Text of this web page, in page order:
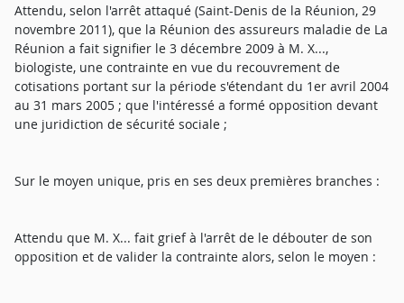
Attendu, selon l'arrêt attaqué (Saint-Denis de la Réunion, 29
novembre 2011), que la Réunion des assureurs maladie de La
Réunion a fait signifier le 3 décembre 2009 à M. X...,
biologiste, une contrainte en vue du recouvrement de
cotisations portant sur la période s'étendant du 1er avril 2004
au 31 mars 2005 ; que l'intéressé a formé opposition devant
une juridiction de sécurité sociale ;
Sur le moyen unique, pris en ses deux premières branches :
Attendu que M. X... fait grief à l'arrêt de le débouter de son
opposition et de valider la contrainte alors, selon le moyen :